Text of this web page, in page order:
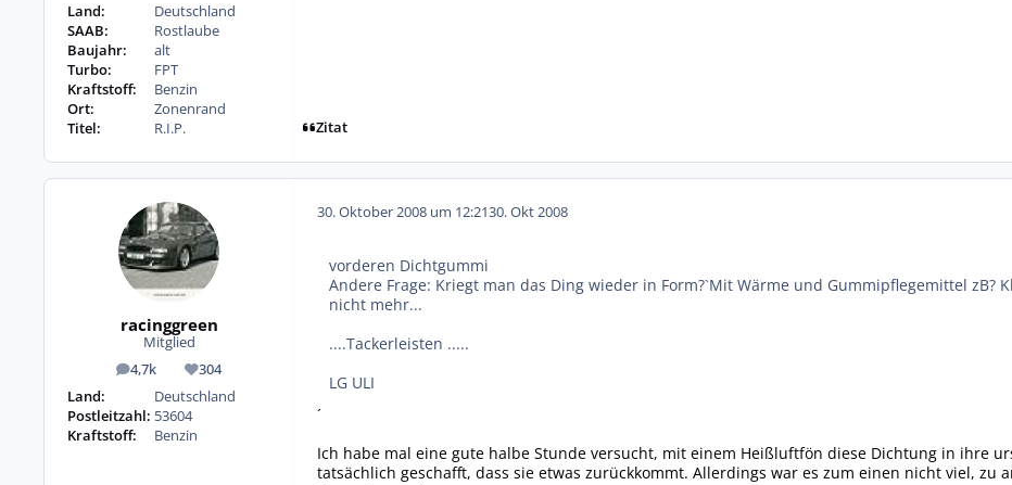
Land:
Deutschland
SAAB:
Rostlaube
Baujahr:
alt
Turbo:
FPT
Kraftstoff:
Benzin
Ort:
Zonenrand
Titel:
R.I.P. Zitat
racinggreen
Mitglied
4,7k
Beiträge 304
Reputation
Land:
Deutschland
Postleitzahl: 53604
Kraftstoff:
Benzin
30. Oktober 2008 um 12:2130. Okt 2008
vorderen Dichtgummi
Andere Frage: Kriegt man das Ding wieder in Form?`Mit Wärme und Gummipflegemittel zB?
nicht mehr...
....Tackerleisten .....
LG ULI
´
Ich habe mal eine gute halbe Stunde versucht, mit einem Heißluftfön diese Dichtung in ihre
tatsächlich geschafft, dass sie etwas zurückkommt. Allerdings war es zum einen nicht viel, zu